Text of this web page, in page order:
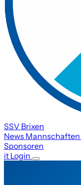
SSV Brixen
News Mannschaften
Sponsoren
it Login